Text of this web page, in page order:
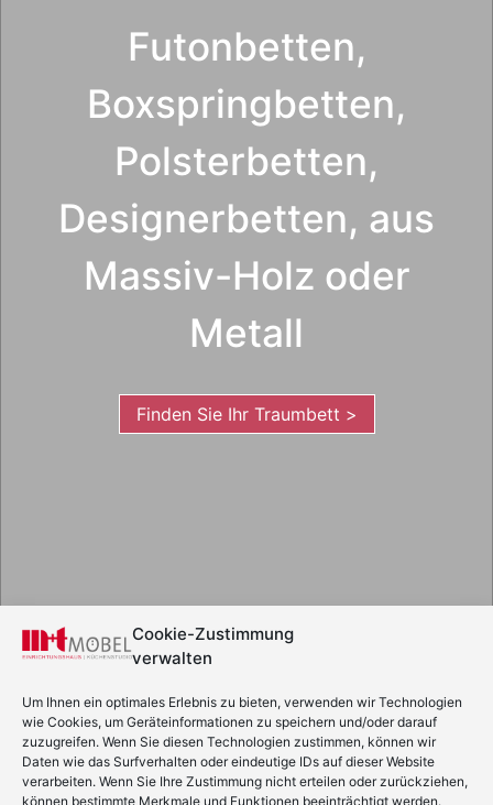
Cookie-Zustimmung
verwalten
Um Ihnen ein optimales Erlebnis zu bieten, verwenden wir Technologien
wie Cookies, um Geräteinformationen zu speichern und/oder darauf
zuzugreifen. Wenn Sie diesen Technologien zustimmen, können wir
Daten wie das Surfverhalten oder eindeutige IDs auf dieser Website
verarbeiten. Wenn Sie Ihre Zustimmung nicht erteilen oder zurückziehen,
können bestimmte Merkmale und Funktionen beeinträchtigt werden.
Futonbetten,
Boxspringbetten,
Polsterbetten,
Designerbetten, aus
Massiv-Holz oder
Metall
Finden Sie Ihr Traumbett >
m+t Möbel | Behmstr. 2-4 | 24941 Flensburg | 0461 - 99058
Impressum|Datenschutz